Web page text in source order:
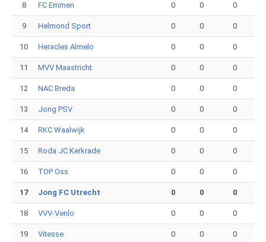
8 FC Emmen 0 0 0
9 Helmond Sport 0 0 0
10 Heracles Almelo 0 0 0
11 MVV Maastricht 0 0 0
12 NAC Breda 0 0 0
13 Jong PSV 0 0 0
14 RKC Waalwijk 0 0 0
15 Roda JC Kerkrade 0 0 0
16 TOP Oss 0 0 0
17 Jong FC Utrecht 0 0 0
18 VVV-Venlo 0 0 0
19 Vitesse 0 0 0